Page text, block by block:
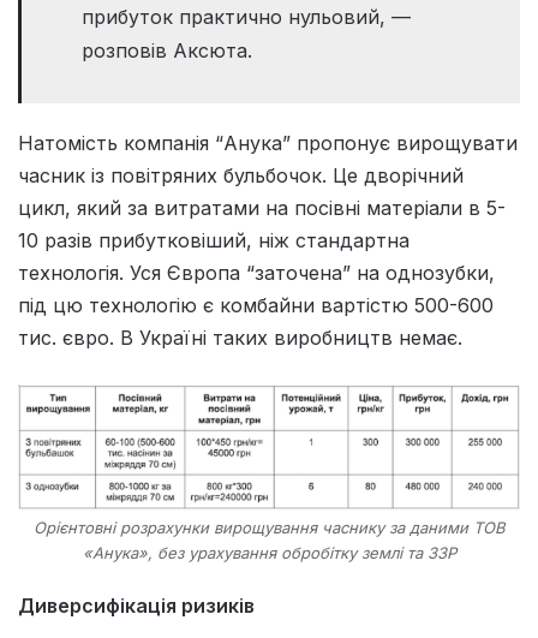
прибуток практично нульовий, —
розповів Аксюта.
Натомість компанія “Анука” пропонує вирощувати
часник із повітряних бульбочок. Це дворічний
цикл, який за витратами на посівні матеріали в 5-
10 разів прибутковіший, ніж стандартна
технологія. Уся Європа “заточена” на однозубки,
під цю технологію є комбайни вартістю 500-600
тис. євро. В Україні таких виробництв немає.
Орієнтовні розрахунки вирощування часнику за даними ТОВ
«Анука», без урахування обробітку землі та ЗЗР
Диверсифікація ризиків